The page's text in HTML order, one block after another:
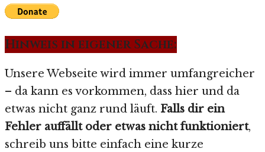
Hinweis in eigener Sache:
Unsere Webseite wird immer umfangreicher
– da kann es vorkommen, dass hier und da
etwas nicht ganz rund läuft. Falls dir ein
Fehler auffällt oder etwas nicht funktioniert,
schreib uns bitte einfach eine kurze